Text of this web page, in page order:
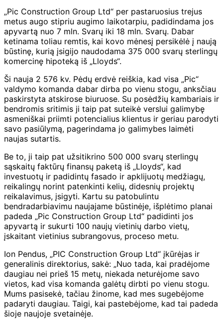
„Pic Construction Group Ltd“ per pastaruosius trejus
metus augo stipriu augimo laikotarpiu, padidindama jos
apyvartą nuo 7 mln. Svarų iki 18 mln. Svarų. Dabar
ketinama toliau remtis, kai kovo mėnesį persikėlė į naują
būstinę, kurią įsigijo naudodama 375 000 svarų sterlingų
komercinę hipoteką iš „Lloyds“.
Ši nauja 2 576 kv. Pėdų erdvė reiškia, kad visa „Pic“
valdymo komanda dabar dirba po vienu stogu, anksčiau
paskirstyta atskirose biuruose. Su posėdžių kambariais ir
bendromis sritimis ji taip pat suteikė verslui galimybę
asmeniškai priimti potencialius klientus ir geriau parodyti
savo pasiūlymą, pagerindama jo galimybes laimėti
naujas sutartis.
Be to, ji taip pat užsitikrino 500 000 svarų sterlingų
sąskaitų faktūrų finansų paketą iš „Lloyds“, kad
investuotų ir padidintų fasado ir apklijuotų medžiagų,
reikalingų norint patenkinti kelių, didesnių projektų
reikalavimus, įsigyti. Kartu su patobulintu
bendradarbiavimu naujajame būstinėje, išplėtimo planai
padeda „Pic Construction Group Ltd“ padidinti jos
apyvartą ir sukurti 100 naujų vietinių darbo vietų,
įskaitant vietinius subrangovus, proceso metu.
Ion Pendus, „PIC Construction Group Ltd“ įkūrėjas ir
generalinis direktorius, sakė: „Nuo tada, kai pradėjome
daugiau nei prieš 15 metų, niekada neturėjome savo
vietos, kad visa komanda galėtų dirbti po vienu stogu.
Mums pasisekė, tačiau žinome, kad mes sugebėjome
padaryti daugiau. Taigi, kai pastebėjome, kad tai padeda
šioje naujoje svetainėje.